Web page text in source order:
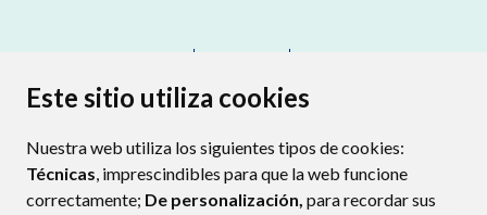
Este sitio utiliza cookies
Nuestra web utiliza los siguientes tipos de cookies:
Técnicas, imprescindibles para que la web funcione
correctamente; De personalización, para recordar sus
PROTECCIÓN DE DATOS
POLÍTICA DE COOKIES